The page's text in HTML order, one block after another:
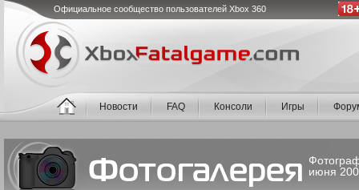
Официальное сообщество пользователей Xbox 360
Новости FAQ Консоли Игры
июня